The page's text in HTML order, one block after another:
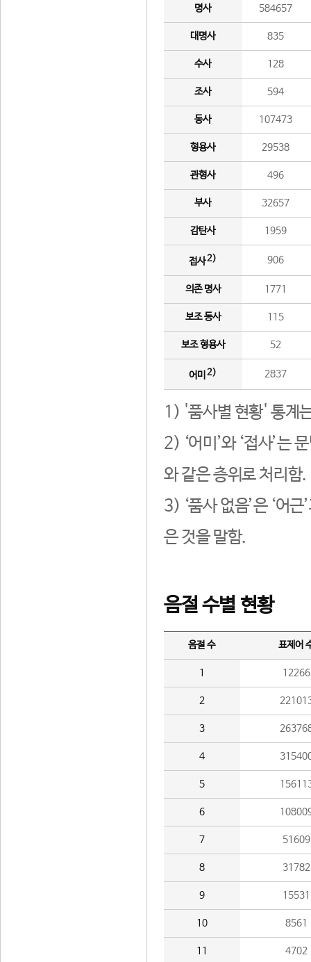
명사 584657
대명사 835
수사 128
조사 594
동사 107473
형용사 29538
관형사 496
부사 32657
감탄사 1959
접사2) 906
의존 명사 1771
보조 동사 115
보조 형용사 52
어미 2) 2837
1) '품사별 현황' 통계
2) ‘어미’와 ‘접사’는
와 같은 층위로 처리함.
3) ‘품사 없음’은 ‘어
은 것을 말함.
음절 수별 현황
음절 수 표제어
1 12266
2
3
4
5
6
7 51609
8 31782
9 15531
10 8561
11 4702